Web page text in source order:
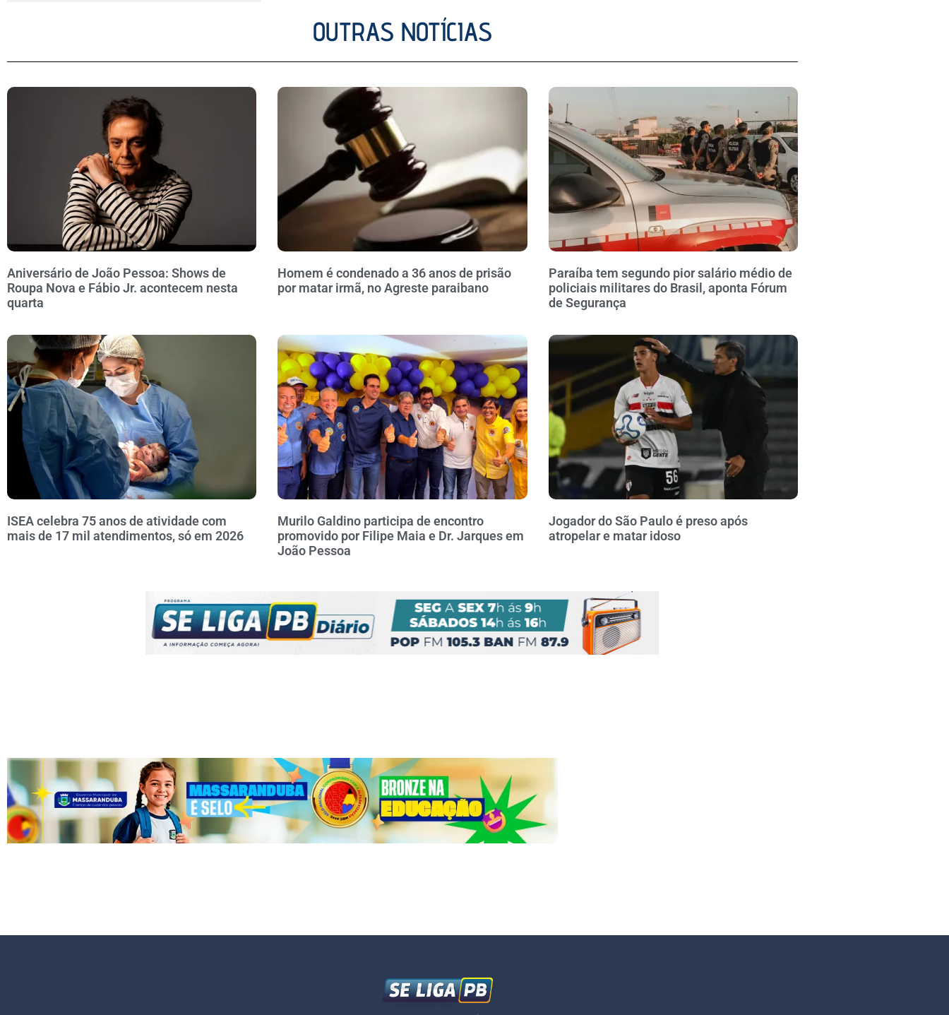
OUTRAS NOTÍCIAS
Aniversário de João Pessoa: Shows de
Roupa Nova e Fábio Jr. acontecem nesta
quarta
Homem é condenado a 36 anos de prisão
por matar irmã, no Agreste paraibano
Paraíba tem segundo pior salário médio de
policiais militares do Brasil, aponta Fórum
de Segurança
ISEA celebra 75 anos de atividade com
mais de 17 mil atendimentos, só em 2026
Murilo Galdino participa de encontro
promovido por Filipe Maia e Dr. Jarques em
João Pessoa
Jogador do São Paulo é preso após
atropelar e matar idoso